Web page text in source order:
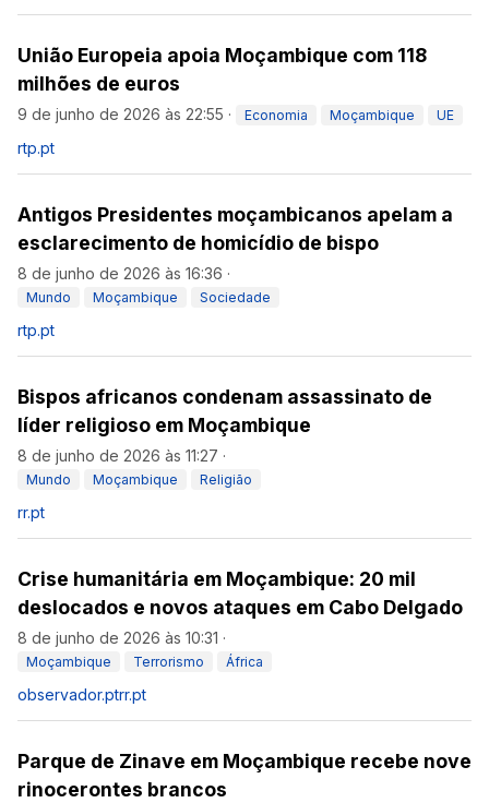
União Europeia apoia Moçambique com 118
milhões de euros
9 de junho de 2026 às 22:55 · Economia Moçambique UE
rtp.pt
Antigos Presidentes moçambicanos apelam a
esclarecimento de homicídio de bispo
8 de junho de 2026 às 16:36 ·
Mundo Moçambique Sociedade
rtp.pt
Bispos africanos condenam assassinato de
líder religioso em Moçambique
8 de junho de 2026 às 11:27 ·
Mundo Moçambique Religião
rr.pt
Crise humanitária em Moçambique: 20 mil
deslocados e novos ataques em Cabo Delgado
8 de junho de 2026 às 10:31 ·
Moçambique Terrorismo África
observador.ptrr.pt
Parque de Zinave em Moçambique recebe nove
rinocerontes brancos